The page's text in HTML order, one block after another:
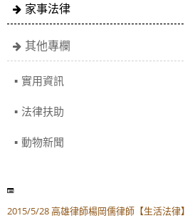
家事法律
其他專欄
實用資訊
法律扶助
動物新聞
2015/5/28 高雄律師楊岡儒律師【生活法